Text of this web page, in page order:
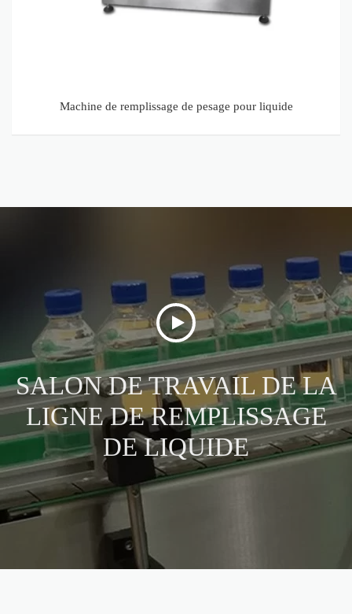
Machine de remplissage de pesage pour liquide
SALON DE TRAVAIL DE LA
LIGNE DE REMPLISSAGE
DE LIQUIDE